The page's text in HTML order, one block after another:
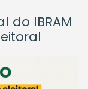
do IBRAM